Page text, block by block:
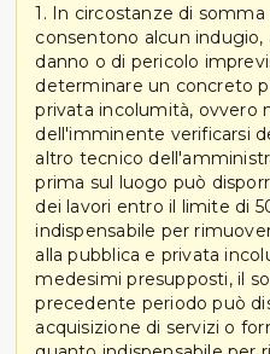
1. In circostanze di
consentono alcun indugio,
danno o di pericolo
determinare un concreto
privata incolumità, ovvero
dell'imminente verificarsi
altro tecnico
prima sul luogo può
dei lavori entro il limite di
indispensabile per
alla pubblica e privata
medesimi presupposti, il
precedente periodo può
acquisizione di servizi o